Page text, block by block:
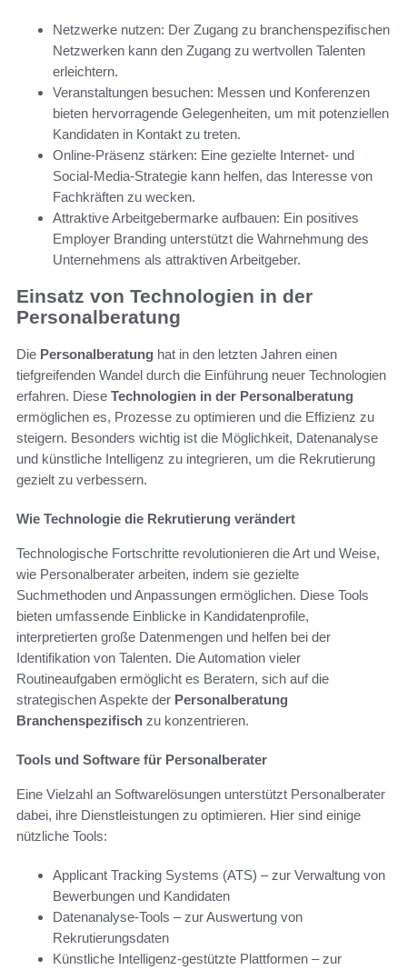
Netzwerke nutzen: Der Zugang zu branchenspezifischen
Netzwerken kann den Zugang zu wertvollen Talenten
erleichtern.
Veranstaltungen besuchen: Messen und Konferenzen
bieten hervorragende Gelegenheiten, um mit potenziellen
Kandidaten in Kontakt zu treten.
Online-Präsenz stärken: Eine gezielte Internet- und
Social-Media-Strategie kann helfen, das Interesse von
Fachkräften zu wecken.
Attraktive Arbeitgebermarke aufbauen: Ein positives
Employer Branding unterstützt die Wahrnehmung des
Unternehmens als attraktiven Arbeitgeber.
Einsatz von Technologien in der
Personalberatung
Die Personalberatung hat in den letzten Jahren einen
tiefgreifenden Wandel durch die Einführung neuer Technologien
erfahren. Diese Technologien in der Personalberatung
ermöglichen es, Prozesse zu optimieren und die Effizienz zu
steigern. Besonders wichtig ist die Möglichkeit, Datenanalyse
und künstliche Intelligenz zu integrieren, um die Rekrutierung
gezielt zu verbessern.
Wie Technologie die Rekrutierung verändert
Technologische Fortschritte revolutionieren die Art und Weise,
wie Personalberater arbeiten, indem sie gezielte
Suchmethoden und Anpassungen ermöglichen. Diese Tools
bieten umfassende Einblicke in Kandidatenprofile,
interpretierten große Datenmengen und helfen bei der
Identifikation von Talenten. Die Automation vieler
Routineaufgaben ermöglicht es Beratern, sich auf die
strategischen Aspekte der Personalberatung
Branchenspezifisch zu konzentrieren.
Tools und Software für Personalberater
Eine Vielzahl an Softwarelösungen unterstützt Personalberater
dabei, ihre Dienstleistungen zu optimieren. Hier sind einige
nützliche Tools:
Applicant Tracking Systems (ATS) – zur Verwaltung von
Bewerbungen und Kandidaten
Datenanalyse-Tools – zur Auswertung von
Rekrutierungsdaten
Künstliche Intelligenz-gestützte Plattformen – zur